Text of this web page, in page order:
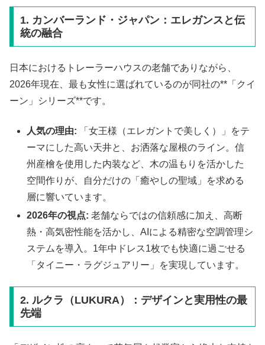
1. カンバーランド・ジャパン：エレガンスと伝
統の融合
日本におけるトレーラーハウスの老舗でありながら、
2026年現在、最も女性に選ばれているのが同社の**「クイ
ーン」シリーズ**です。
人気の理由: 「女王様（エレガントで美しく）」をテ
ーマにした高い天井と、お洒落な屋根のライン。信
州産檜を使用した内装など、木の温もりを活かした
空間作りが、自分だけの「癒やしの聖域」を求める
層に響いています。
2026年の視点: 老舗ならではの信頼感に加え、高断
熱・高気密性能を活かし、AIによる精密な空調管理シ
ステムを導入。1年中ドレス1枚でも快適に過ごせる
「タイニー・ラグジュアリー」を実現しています。
2. ルクラ（LUKURA）：デザインと実用性の最
先端